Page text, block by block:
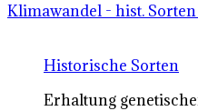
Klimawandel - hist.
Historische Sorten
Erhaltung